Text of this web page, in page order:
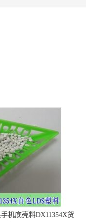
机底壳料DX11354X货